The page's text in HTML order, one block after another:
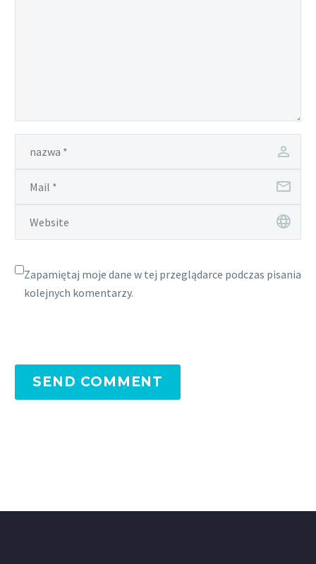
Zapamiętaj moje dane w tej przeglądarce podczas pisania
kolejnych komentarzy.
SEND COMMENT